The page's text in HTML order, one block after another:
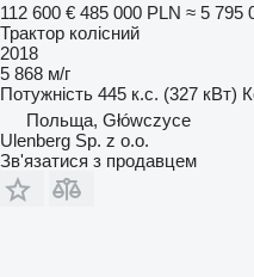
112 600 € 485 000 PLN ≈ 5 795
Трактор колісний
2018
5 868 м/г
Потужність 445 к.с. (327 кВт)
Польща, Główczyce
Ulenberg Sp. z o.o.
Зв'язатися з продавцем